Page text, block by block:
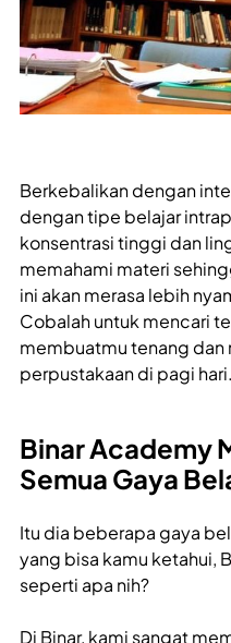
Berkebalikan dengan
dengan tipe belajar
konsentrasi tinggi dan
memahami materi
ini akan merasa lebih
Cobalah untuk mencari
membuatmu tenang dan
perpustakaan di pagi hari.
Binar Academy
Semua Gaya
Itu dia beberapa gaya
yang bisa kamu ketahui,
seperti apa nih?
Di Binar, kami sangat